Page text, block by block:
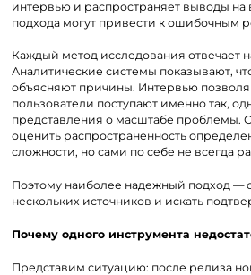
интервью и распространяет выводы
подхода могут привести к ошибочным
Каждый метод исследования отвечает
Аналитические системы показывают,
объясняют причины. Интервью
пользователи поступают именно так,
представления о масштабе проблемы.
оценить распространенность
сложности, но сами по себе не всегда
Поэтому наиболее надежный подход —
нескольких источников и искать
Почему одного инструмента
Представим ситуацию: после релиза